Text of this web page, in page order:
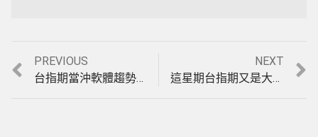
文
PREVIOUS
Previous
post:
台指期當沖軟體趨勢盤大家都會賺，要在盤整盤也能獲利才厲害，【天地軌道】唯一盤整盤&趨勢盤均可操作的期貨看盤軟體，實例印證影音教學。(1050808)
NEXT
post:
這星期台指期又是大盤整，您的期貨當沖軟體是不是又大賠?我們法拉利期貨分析軟體的【天地軌道】當沖還是大賺，模擬盤中實例印證影音教學。(1050812)